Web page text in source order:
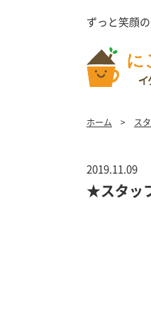
ずっと笑顔
ホーム ス
2019.11.09
★スタッ